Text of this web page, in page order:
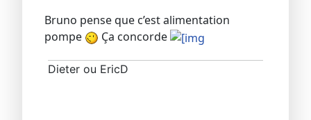
Bruno pense que c’est alimentation
pompe
Ça concorde
Dieter ou EricD